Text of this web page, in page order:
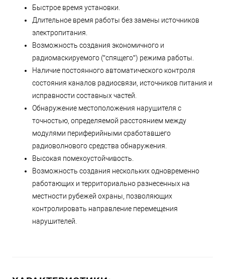
Быстрое время установки.
Длительное время работы без замены источников
электропитания.
Возможность создания экономичного и
радиомаскируемого (”спящего”) режима работы.
Наличие постоянного автоматического контроля
состояния каналов радиосвязи, источников питания и
исправности составных частей.
Обнаружение местоположения нарушителя с
точностью, определяемой расстоянием между
модулями периферийными сработавшего
радиоволнового средства обнаружения.
Высокая помехоустойчивость.
Возможность создания нескольких одновременно
работающих и территориально разнесенных на
местности рубежей охраны, позволяющих
контролировать направление перемещения
нарушителей.